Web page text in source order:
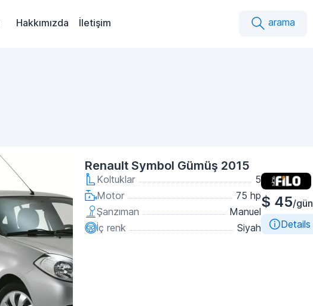
Hakkımızda İletişim arama
Renault Symbol Gümüş 2015
Koltuklar
5
Motor
75 hp
Şanzıman
Manuel
İç renk
Siyah
$ 45/gün
Details